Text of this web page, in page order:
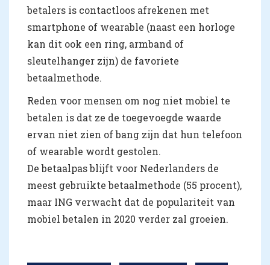
betalers is contactloos afrekenen met
smartphone of wearable (naast een horloge
kan dit ook een ring, armband of
sleutelhanger zijn) de favoriete
betaalmethode.
Reden voor mensen om nog niet mobiel te
betalen is dat ze de toegevoegde waarde
ervan niet zien of bang zijn dat hun telefoon
of wearable wordt gestolen.
De betaalpas blijft voor Nederlanders de
meest gebruikte betaalmethode (55 procent),
maar ING verwacht dat de populariteit van
mobiel betalen in 2020 verder zal groeien.